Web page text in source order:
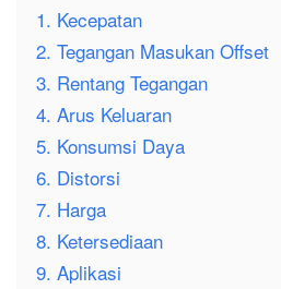
1. Kecepatan
2. Tegangan Masukan Offset
3. Rentang Tegangan
4. Arus Keluaran
5. Konsumsi Daya
6. Distorsi
7. Harga
8. Ketersediaan
9. Aplikasi